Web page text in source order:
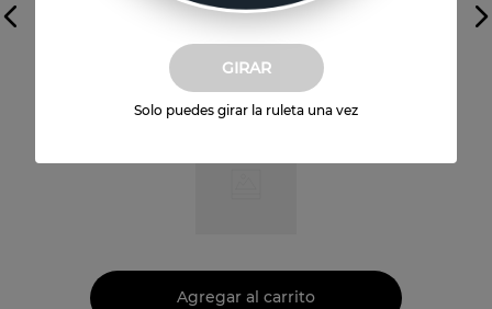
Miel Premium TAKU Tineo
Agregar al carrito
GIRAR
Solo puedes girar la ruleta una vez